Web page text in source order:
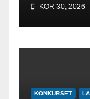
KOR 30, 2026
KONKURSET